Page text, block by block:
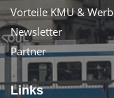
Vorteile KMU &
Newsletter
Partner
Links